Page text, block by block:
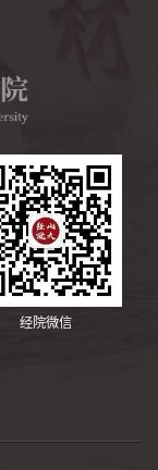
经院微信